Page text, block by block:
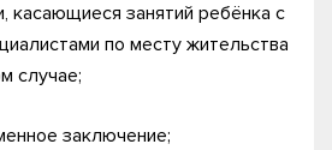
занятий ребёнка с
по месту жительства
случае;
заключение;